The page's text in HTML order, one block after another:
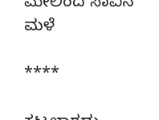
ಮಳೆ
****